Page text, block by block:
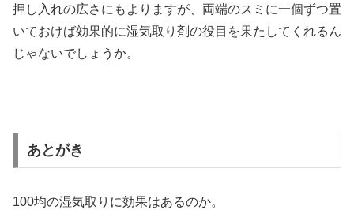
押し入れの広さにもよりますが、両端のスミに一個ずつ置
いておけば効果的に湿気取り剤の役目を果たしてくれるん
じゃないでしょうか。
あとがき
100均の湿気取りに効果はあるのか。